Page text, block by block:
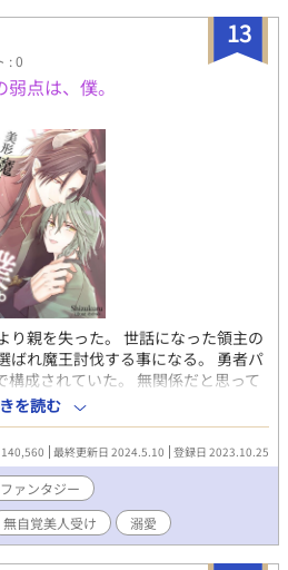
13
: 0
点は、僕。
り親を失った。 世話になった領主の
ばれ魔王討伐する事になる。 勇者パ
構成されていた。 無関係だと思って
係として勇者推薦でメンバー入りし
中、文句一つシェリルは言わない。
けない──その約束がシェリルには
は、ダンジョンで助けた魔物の黒兎
させて欲しい」 僕に恩返し？ と
形にキスされて。 恋人契約をして
魔法師 ★ダンジョン内の魔獣等は
あて字で表現したりしています。 微
を読む
最終更新日 2024.5.10 登録日 2023.10.25
ファンタジー
無自覚美人受け 溺愛